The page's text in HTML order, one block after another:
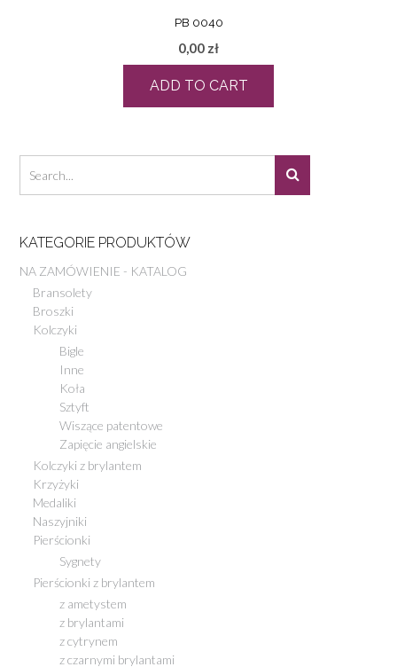
PB 0040
0,00 zł
ADD TO CART
KATEGORIE PRODUKTÓW
NA ZAMÓWIENIE - KATALOG
Bransolety
Broszki
Kolczyki
Bigle
Inne
Koła
Sztyft
Wiszące patentowe
Zapięcie angielskie
Kolczyki z brylantem
Krzyżyki
Medaliki
Naszyjniki
Pierścionki
Sygnety
Pierścionki z brylantem
z ametystem
z brylantami
z cytrynem
z czarnymi brylantami